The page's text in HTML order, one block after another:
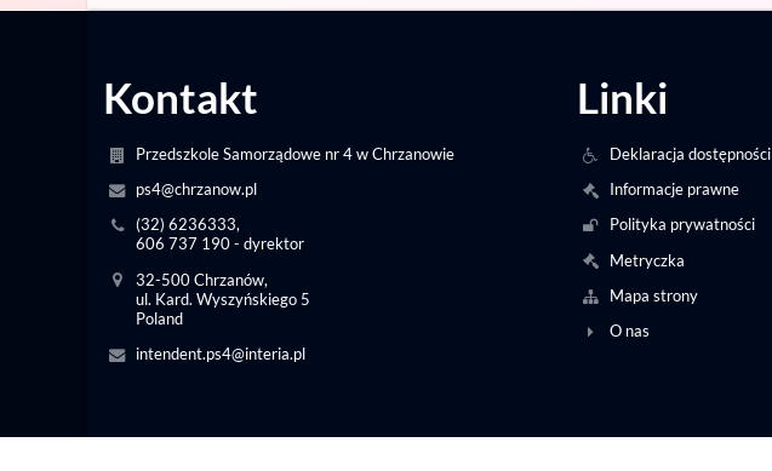
Kontakt
Przedszkole Samorządowe nr 4 w Chrzanowie
ps4@chrzanow.pl
(32) 6236333,
606 737 190 - dyrektor
32-500 Chrzanów,
ul. Kard. Wyszyńskiego 5
Poland
intendent.ps4@interia.pl
Linki
Deklaracja dostępności
Informacje prawne
Polityka prywatności
Metryczka
Mapa strony
O nas